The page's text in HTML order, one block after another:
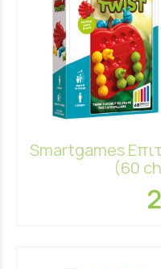
Smartgames
(60